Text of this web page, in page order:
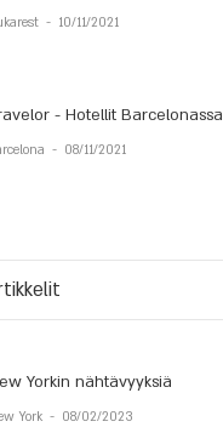
- 10/11/2021
- Hotellit Barcelonassa
- 08/11/2021
Yorkin nähtävyyksiä
York - 08/02/2023